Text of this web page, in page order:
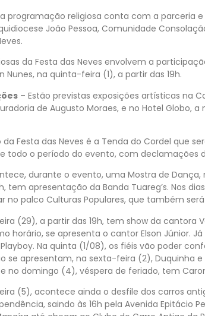
programação religiosa conta com a parceria e
João Pessoa, Comunidade
da Festa das Neves envolvem a
Nunes, na quinta-feira (1), a partir das 19h.
– Estão previstas exposições artísticas na
de Augusto Moraes, e no Hotel Globo, a
Festa das Neves é a Tenda do Cordel que
todo o período do evento, com declamações
durante o evento, uma Mostra de Dança,
tem apresentação da Banda Tuareg’s. Nos
no palco Culturas Populares, que também
(29), a partir das 19h, tem show da cantora
horário, se apresenta o cantor Elson Júnior.
Na quinta (1/08), os fiéis vão poder
se apresentam, na sexta-feira (2), Duquinha e
e no domingo (4), véspera de feriado, tem
(5), acontece ainda o desfile dos carros
saindo às 16h pela Avenida Epitácio